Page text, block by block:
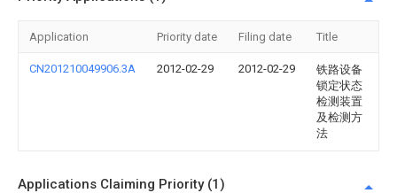
Application Priority date Filing date Title
CN201210049906.3A 2012-02-29 2012-02-29
铁路设备
锁定状态
检测装置
及检测方
法
Applications Claiming Priority (1)